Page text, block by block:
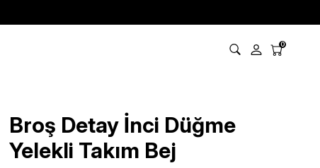
0
Broş Detay İnci Düğme
Yelekli Takım Bej